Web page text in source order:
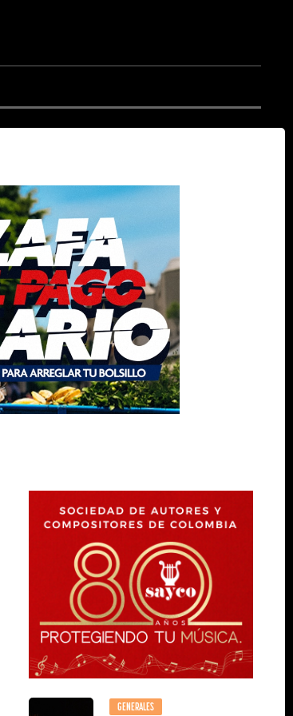
GENERALES